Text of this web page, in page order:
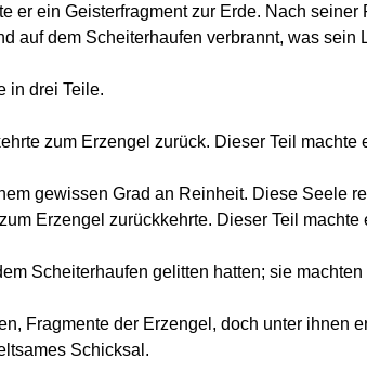
er ein Geisterfragment zur Erde. Nach
auf dem Scheiterhaufen verbrannt, was
in drei Teile.
zum Erzengel zurück. Dieser Teil machte
gewissen Grad an Reinheit. Diese Seele
Erzengel zurückkehrte. Dieser Teil machte
Scheiterhaufen gelitten hatten; sie machten
Fragmente der Erzengel, doch unter ihnen
Schicksal.